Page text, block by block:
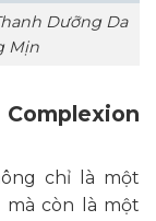
Dưỡng Da
Mịn
chỉ là một
còn là một